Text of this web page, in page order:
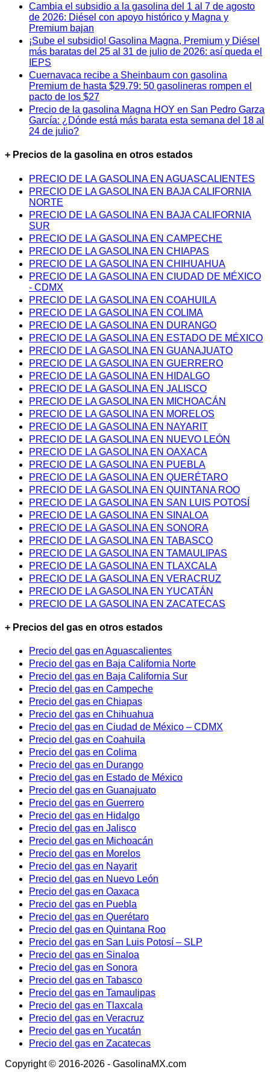
Cambia el subsidio a la gasolina del 1 al 7 de agosto
de 2026: Diésel con apoyo histórico y Magna y
Premium bajan
¡Sube el subsidio! Gasolina Magna, Premium y Diésel
más baratas del 25 al 31 de julio de 2026: así queda el
IEPS
Cuernavaca recibe a Sheinbaum con gasolina
Premium de hasta $29.79: 50 gasolineras rompen el
pacto de los $27
Precio de la gasolina Magna HOY en San Pedro Garza
García: ¿Dónde está más barata esta semana del 18 al
24 de julio?
+ Precios de la gasolina en otros estados
PRECIO DE LA GASOLINA EN AGUASCALIENTES
PRECIO DE LA GASOLINA EN BAJA CALIFORNIA
NORTE
PRECIO DE LA GASOLINA EN BAJA CALIFORNIA
SUR
PRECIO DE LA GASOLINA EN CAMPECHE
PRECIO DE LA GASOLINA EN CHIAPAS
PRECIO DE LA GASOLINA EN CHIHUAHUA
PRECIO DE LA GASOLINA EN CIUDAD DE MÉXICO
- CDMX
PRECIO DE LA GASOLINA EN COAHUILA
PRECIO DE LA GASOLINA EN COLIMA
PRECIO DE LA GASOLINA EN DURANGO
PRECIO DE LA GASOLINA EN ESTADO DE MÉXICO
PRECIO DE LA GASOLINA EN GUANAJUATO
PRECIO DE LA GASOLINA EN GUERRERO
PRECIO DE LA GASOLINA EN HIDALGO
PRECIO DE LA GASOLINA EN JALISCO
PRECIO DE LA GASOLINA EN MICHOACÁN
PRECIO DE LA GASOLINA EN MORELOS
PRECIO DE LA GASOLINA EN NAYARIT
PRECIO DE LA GASOLINA EN NUEVO LEÓN
PRECIO DE LA GASOLINA EN OAXACA
PRECIO DE LA GASOLINA EN PUEBLA
PRECIO DE LA GASOLINA EN QUERÉTARO
PRECIO DE LA GASOLINA EN QUINTANA ROO
PRECIO DE LA GASOLINA EN SAN LUIS POTOSÍ
PRECIO DE LA GASOLINA EN SINALOA
PRECIO DE LA GASOLINA EN SONORA
PRECIO DE LA GASOLINA EN TABASCO
PRECIO DE LA GASOLINA EN TAMAULIPAS
PRECIO DE LA GASOLINA EN TLAXCALA
PRECIO DE LA GASOLINA EN VERACRUZ
PRECIO DE LA GASOLINA EN YUCATÁN
PRECIO DE LA GASOLINA EN ZACATECAS
+ Precios del gas en otros estados
Precio del gas en Aguascalientes
Precio del gas en Baja California Norte
Precio del gas en Baja California Sur
Precio del gas en Campeche
Precio del gas en Chiapas
Precio del gas en Chihuahua
Precio del gas en Ciudad de México – CDMX
Precio del gas en Coahuila
Precio del gas en Colima
Precio del gas en Durango
Precio del gas en Estado de México
Precio del gas en Guanajuato
Precio del gas en Guerrero
Precio del gas en Hidalgo
Precio del gas en Jalisco
Precio del gas en Michoacán
Precio del gas en Morelos
Precio del gas en Nayarit
Precio del gas en Nuevo León
Precio del gas en Oaxaca
Precio del gas en Puebla
Precio del gas en Querétaro
Precio del gas en Quintana Roo
Precio del gas en San Luis Potosí – SLP
Precio del gas en Sinaloa
Precio del gas en Sonora
Precio del gas en Tabasco
Precio del gas en Tamaulipas
Precio del gas en Tlaxcala
Precio del gas en Veracruz
Precio del gas en Yucatán
Precio del gas en Zacatecas
Copyright © 2016-2026 - GasolinaMX.com